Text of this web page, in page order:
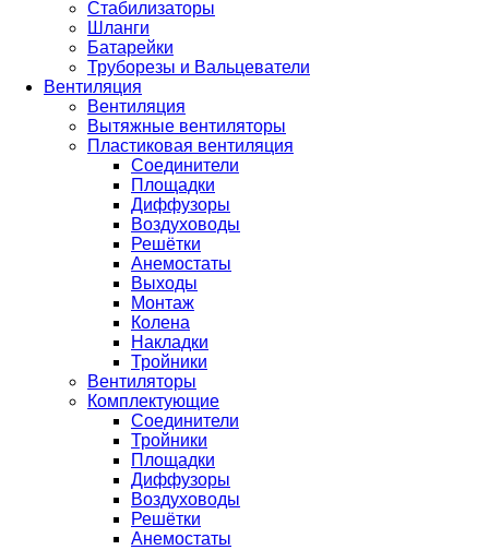
Стабилизаторы
Шланги
Батарейки
Труборезы и Вальцеватели
Вентиляция
Вентиляция
Вытяжные вентиляторы
Пластиковая вентиляция
Соединители
Площадки
Диффузоры
Воздуховоды
Решётки
Анемостаты
Выходы
Монтаж
Колена
Накладки
Тройники
Вентиляторы
Комплектующие
Соединители
Тройники
Площадки
Диффузоры
Воздуховоды
Решётки
Анемостаты